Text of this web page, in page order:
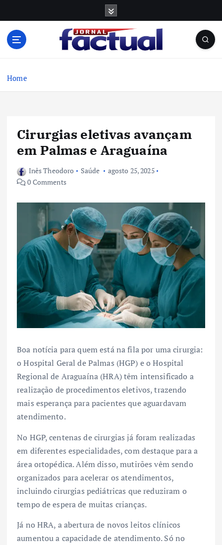
Home
Cirurgias eletivas avançam
em Palmas e Araguaína
Inês Theodoro Saúde
agosto 25, 2025
0 Comments
Boa notícia para quem está na fila por uma cirurgia:
o Hospital Geral de Palmas (HGP) e o Hospital
Regional de Araguaína (HRA) têm intensificado a
realização de procedimentos eletivos, trazendo
mais esperança para pacientes que aguardavam
atendimento.
No HGP, centenas de cirurgias já foram realizadas
em diferentes especialidades, com destaque para a
área ortopédica. Além disso, mutirões vêm sendo
organizados para acelerar os atendimentos,
incluindo cirurgias pediátricas que reduziram o
tempo de espera de muitas crianças.
Já no HRA, a abertura de novos leitos clínicos
aumentou a capacidade de atendimento. Só no